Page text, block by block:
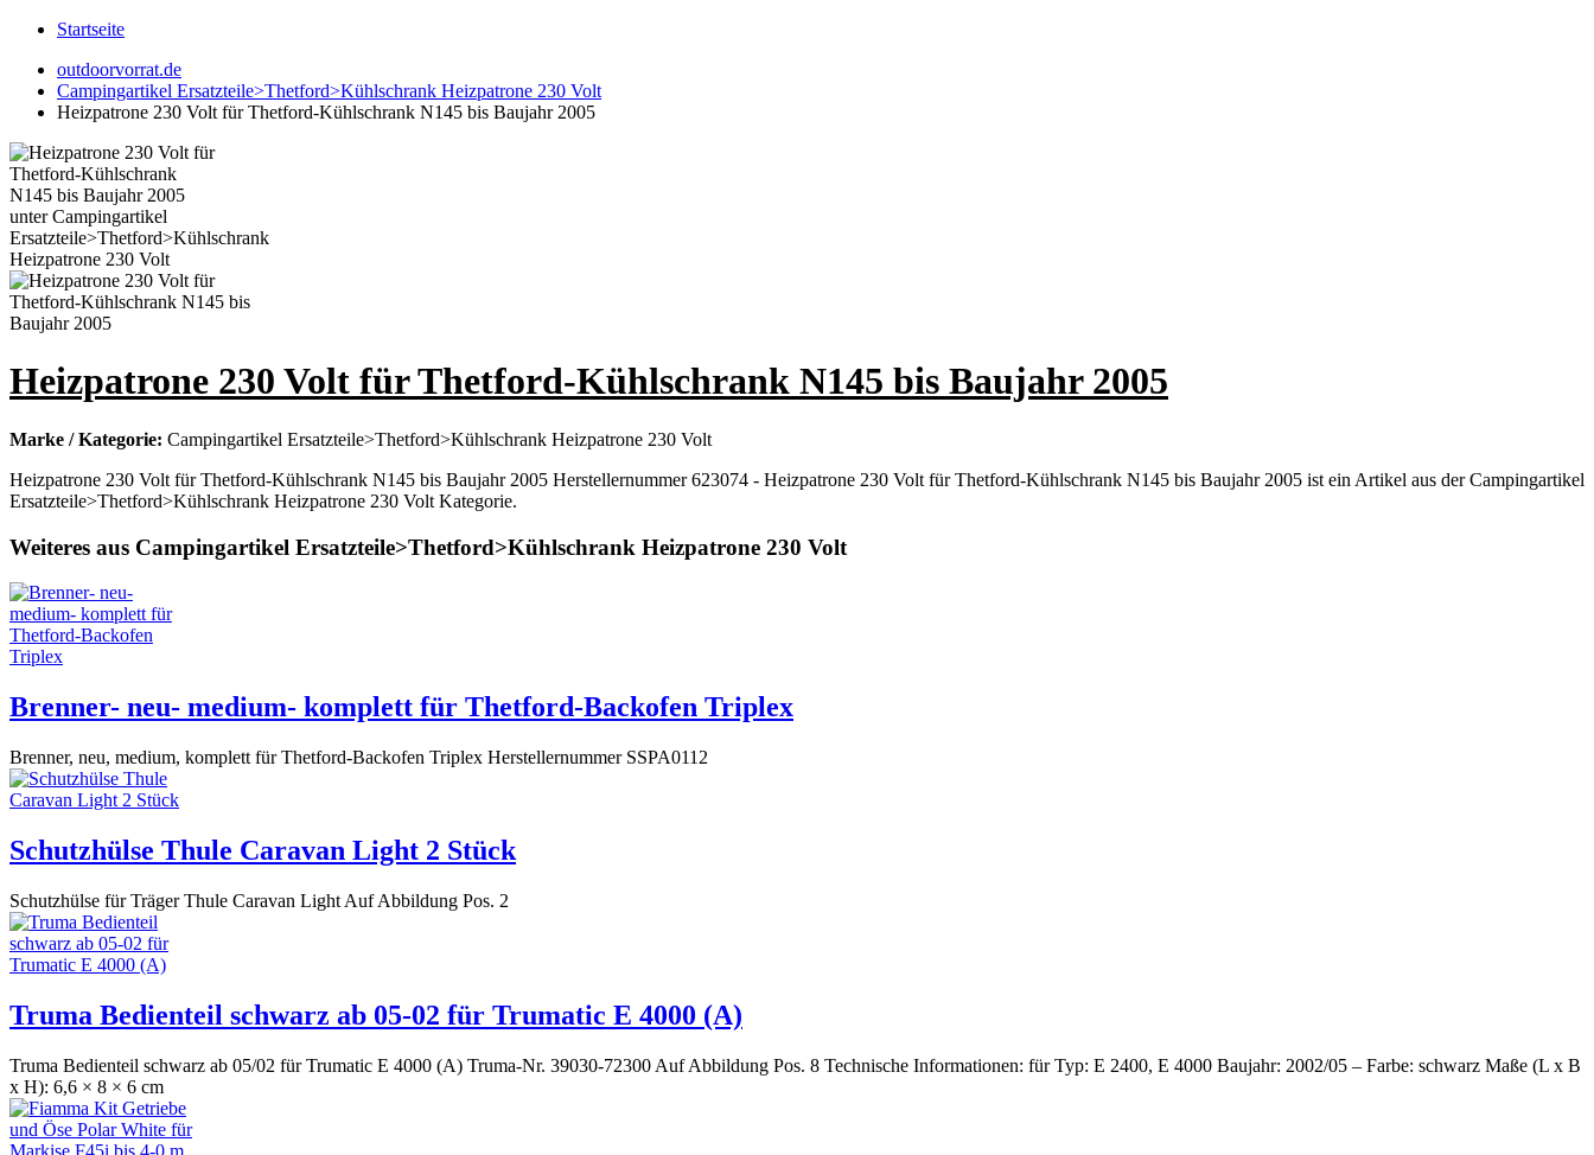
Startseite
outdoorvorrat.de
Campingartikel Ersatzteile>Thetford>Kühlschrank Heizpatrone 230 Volt
Heizpatrone 230 Volt für Thetford-Kühlschrank N145 bis Baujahr 2005
Heizpatrone 230 Volt für Thetford-Kühlschrank N145 bis Baujahr 2005
Marke / Kategorie: Campingartikel Ersatzteile>Thetford>Kühlschrank Heizpatrone 230 Volt
Heizpatrone 230 Volt für Thetford-Kühlschrank N145 bis Baujahr 2005 Herstellernummer 623074 - Heizpatrone 230 Volt für Thetford-Kühlschrank N145 bis Baujahr 2005 ist ein Artikel aus der Campingartikel
Ersatzteile>Thetford>Kühlschrank Heizpatrone 230 Volt Kategorie.
Weiteres aus Campingartikel Ersatzteile>Thetford>Kühlschrank Heizpatrone 230 Volt
Brenner- neu- medium- komplett für Thetford-Backofen Triplex
Brenner, neu, medium, komplett für Thetford-Backofen Triplex Herstellernummer SSPA0112
Schutzhülse Thule Caravan Light 2 Stück
Schutzhülse für Träger Thule Caravan Light Auf Abbildung Pos. 2
Truma Bedienteil schwarz ab 05-02 für Trumatic E 4000 (A)
Truma Bedienteil schwarz ab 05/02 für Trumatic E 4000 (A) Truma-Nr. 39030-72300 Auf Abbildung Pos. 8 Technische Informationen: für Typ: E 2400, E 4000 Baujahr: 2002/05 – Farbe: schwarz Maße (L x B
x H): 6,6 × 8 × 6 cm